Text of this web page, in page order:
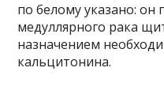
по белому указано: он
медуллярного рака
назначением
кальцитонина.